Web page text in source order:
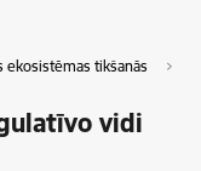
ekosistēmas tikšanās
vidi